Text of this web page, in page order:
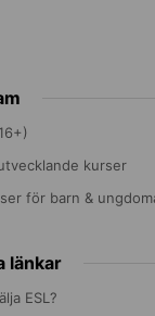
kurser
för barn &
länkar
ESL?